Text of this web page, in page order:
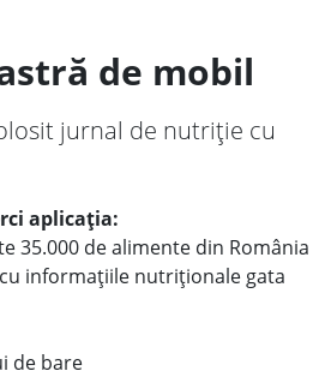
de mobil
jurnal de nutriție cu
aplicația:
35.000 de alimente din România
informațiile nutriționale gata
de bare